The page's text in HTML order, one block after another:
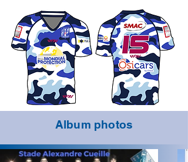
Album photos